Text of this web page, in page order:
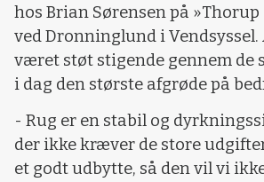
hos Brian Sørensen på
ved Dronninglund i
været støt stigende gennem de
i dag den største afgrøde på
- Rug er en stabil og
der ikke kræver de store
et godt udbytte, så den vil vi